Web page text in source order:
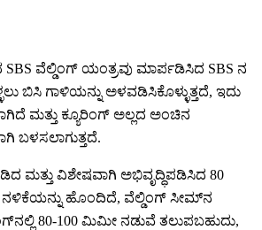
SBS ವೆಲ್ಡಿಂಗ್ ಯಂತ್ರವು ಮಾರ್ಪಡಿಸಿದ SBS ನ
ಬಿಸಿ ಗಾಳಿಯನ್ನು ಅಳವಡಿಸಿಕೊಳ್ಳುತ್ತದೆ, ಇದು
ಮತ್ತು ಕ್ಯೂರಿಂಗ್ ಅಲ್ಲದ ಅಂಚಿನ
ಬಳಸಲಾಗುತ್ತದೆ.
ಮತ್ತು ವಿಶೇಷವಾಗಿ ಅಭಿವೃದ್ಧಿಪಡಿಸಿದ 80
ಹೊಂದಿದೆ, ವೆಲ್ಡಿಂಗ್ ಸೀಮ್‌ನ
80-100 ಮಿಮೀ ನಡುವೆ ತಲುಪಬಹುದು,